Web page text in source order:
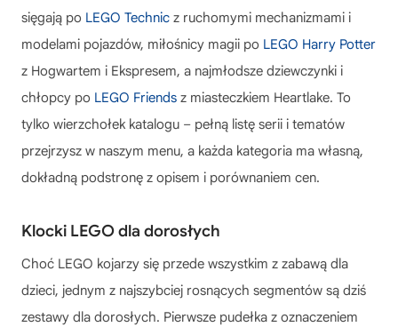
sięgają po LEGO Technic z ruchomymi mechanizmami i
modelami pojazdów, miłośnicy magii po LEGO Harry Potter
z Hogwartem i Ekspresem, a najmłodsze dziewczynki i
chłopcy po LEGO Friends z miasteczkiem Heartlake. To
tylko wierzchołek katalogu – pełną listę serii i tematów
przejrzysz w naszym menu, a każda kategoria ma własną,
dokładną podstronę z opisem i porównaniem cen.
Klocki LEGO dla dorosłych
Choć LEGO kojarzy się przede wszystkim z zabawą dla
dzieci, jednym z najszybciej rosnących segmentów są dziś
zestawy dla dorosłych. Pierwsze pudełka z oznaczeniem